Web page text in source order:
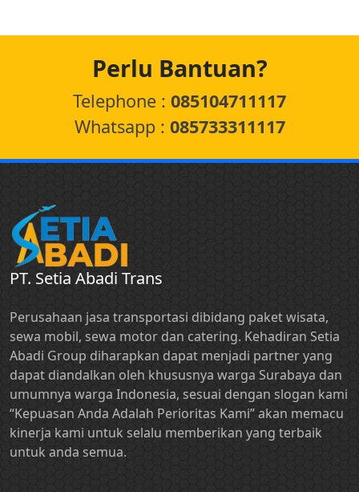
Perlu Bantuan?
Telephone : 085104711117
Whatsapp : 085733311117
PT. Setia Abadi Trans
Perusahaan jasa transportasi dibidang paket wisata,
sewa mobil, sewa motor dan catering. Kehadiran Setia
Abadi Group diharapkan dapat menjadi partner yang
dapat diandalkan oleh khususnya warga Surabaya dan
umumnya warga Indonesia, sesuai dengan slogan kami
“Kepuasan Anda Adalah Perioritas Kami” akan memacu
kinerja kami untuk selalu memberikan yang terbaik
untuk anda semua.